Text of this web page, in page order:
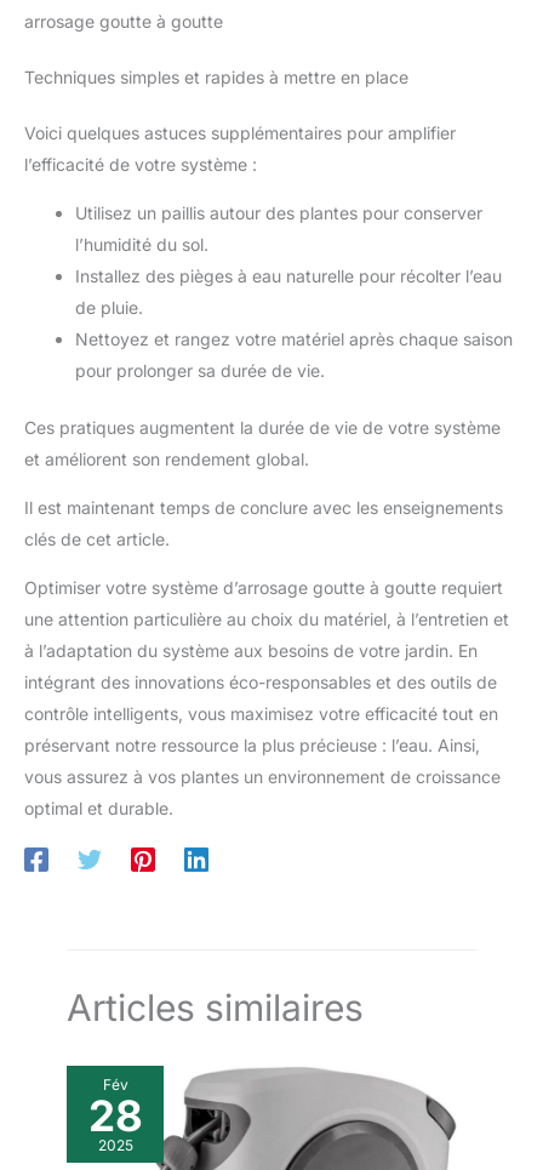
arrosage goutte à goutte
Techniques simples et rapides à mettre en place
Voici quelques astuces supplémentaires pour amplifier
l’efficacité de votre système :
Utilisez un paillis autour des plantes pour conserver
l’humidité du sol.
Installez des pièges à eau naturelle pour récolter l’eau
de pluie.
Nettoyez et rangez votre matériel après chaque saison
pour prolonger sa durée de vie.
Ces pratiques augmentent la durée de vie de votre système
et améliorent son rendement global.
Il est maintenant temps de conclure avec les enseignements
clés de cet article.
Optimiser votre système d’arrosage goutte à goutte requiert
une attention particulière au choix du matériel, à l’entretien et
à l’adaptation du système aux besoins de votre jardin. En
intégrant des innovations éco-responsables et des outils de
contrôle intelligents, vous maximisez votre efficacité tout en
préservant notre ressource la plus précieuse : l’eau. Ainsi,
vous assurez à vos plantes un environnement de croissance
optimal et durable.
Articles similaires
Fév
28
2025